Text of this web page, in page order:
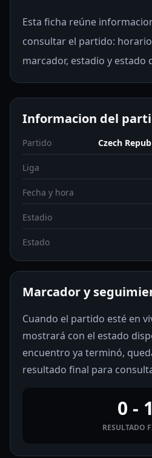
Esta ficha reúne
consultar el partido:
marcador, estadio y estado
Informacion del
Partido Czech
Liga
Fecha y hora
Estadio
Estado
Marcador y
Cuando el partido esté en
mostrará con el estado
encuentro ya terminó,
resultado final para
0 - 1
RESULTADO